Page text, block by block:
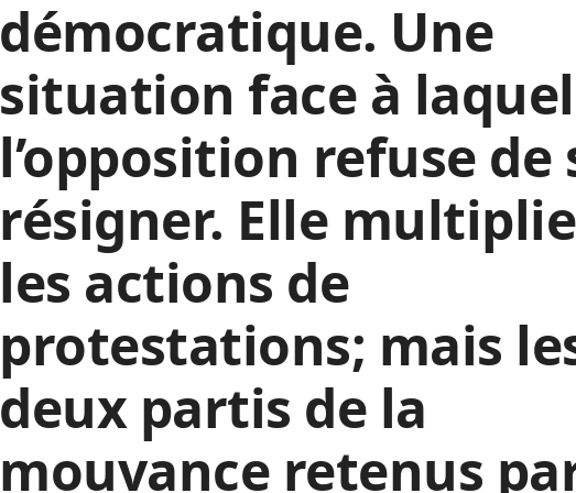
démocratique. Une
situation face à
l’opposition refuse de
résigner. Elle multiplie
les actions de
protestations; mais
deux partis de la
mouvance retenus